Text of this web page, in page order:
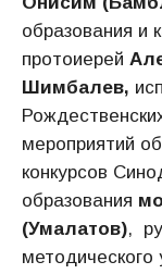
образования и
протоиерей
Шимбалев,
мероприятий
конкурсов
образования
(Умалатов),
методического